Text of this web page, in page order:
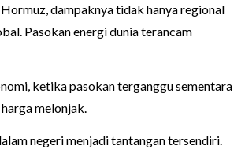
dampaknya tidak hanya regional
Pasokan energi dunia terancam
ketika pasokan terganggu sementara
melonjak.
negeri menjadi tantangan tersendiri.